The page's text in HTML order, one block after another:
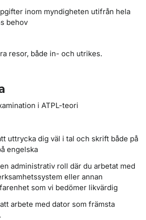
inom myndigheten utifrån hela
behov
resor, både in- och utrikes.
i ATPL-teori
uttrycka dig väl i tal och skrift både på
engelska
administrativ roll där du arbetat med
eller annan
som vi bedömer likvärdig
arbete med dator som främsta